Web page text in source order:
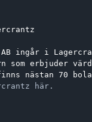
AB ingår i
som erbjuder
nästan 70
här.